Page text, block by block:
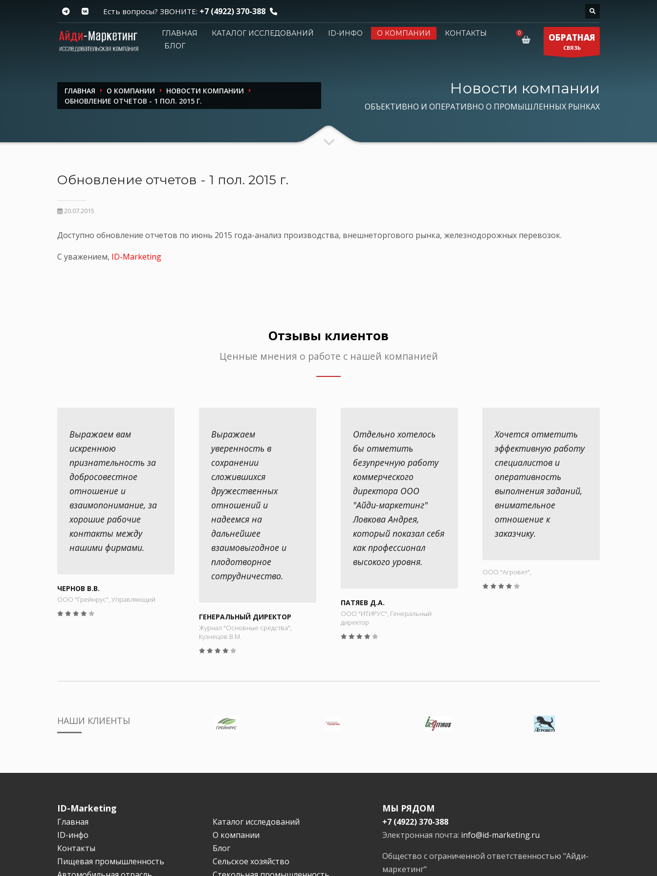
Есть вопросы? ЗВОНИТЕ: +7 (4922) 370-388
ГЛАВНАЯ КАТАЛОГ ИССЛЕДОВАНИЙ ID-ИНФО О КОМПАНИИ
КОНТАКТЫ
БЛОГ
ОБРАТНАЯ
СВЯЗЬ
ГЛАВНАЯ О КОМПАНИИ
НОВОСТИ КОМПАНИИ
ОБНОВЛЕНИЕ ОТЧЕТОВ - 1 ПОЛ. 2015 Г.
Новости компании
ОБЪЕКТИВНО И ОПЕРАТИВНО О ПРОМЫШЛЕННЫХ РЫНКАХ
Обновление отчетов - 1 пол. 2015 г.
20.07.2015
Доступно обновление отчетов по июнь 2015 года-анализ производства, внешнеторгового рынка, железнодорожных перевозок.
С уважением, ID-Marketing
Отзывы клиентов
Ценные мнения о работе с нашей компанией
Выражаем вам
искреннюю
признательность за
добросовестное
отношение и
взаимопонимание, за
хорошие рабочие
контакты между
нашими фирмами.
ЧЕРНОВ В.В.
ООО "Грейнрус", Управляющий
Выражаем
уверенность в
сохранении
сложившихся
дружественных
отношений и
надеемся на
дальнейшее
взаимовыгодное и
плодотворное
сотрудничество.
ГЕНЕРАЛЬНЫЙ ДИРЕКТОР
Журнал "Основные средства",
Кузнецов В.М.
Отдельно хотелось
бы отметить
безупречную работу
коммерческого
директора ООО
"Айди-маркетинг"
Ловкова Андрея,
который показал себя
как профессионал
высокого уровня.
ПАТЯЕВ Д.А.
ООО "ИТИРУС", Генеральный
директор
Хочется отметить
эффективную работу
специалистов и
оперативность
выполнения заданий,
внимательное
отношение к
заказчику.
ООО "Aгровет",
НАШИ КЛИЕНТЫ
ID-Marketing
Главная
Каталог исследований
ID-инфо
О компании
Контакты
Блог
Пищевая промышленность
Сельское хозяйство
МЫ РЯДОМ
+7 (4922) 370-388
Электронная почта: info@id-marketing.ru
Общество с ограниченной ответственностью "Айди-
маркетинг"